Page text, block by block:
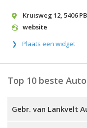
Kruisweg 12, 5406 PB
website
Plaats een widget
Top 10 beste
Gebr. van Lankvelt